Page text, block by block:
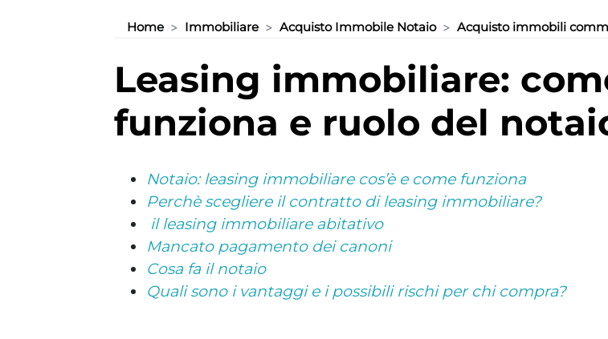
Home Immobiliare Acquisto Immobile Notaio Acquisto immobili
leasing immobiliare: come
funziona e ruolo del
Notaio: leasing immobiliare cos’è e come funziona
Perchè scegliere il contratto di leasing immobiliare?
il leasing immobiliare abitativo
Mancato pagamento dei canoni
Cosa fa il notaio
Quali sono i vantaggi e i possibili rischi per chi compra?